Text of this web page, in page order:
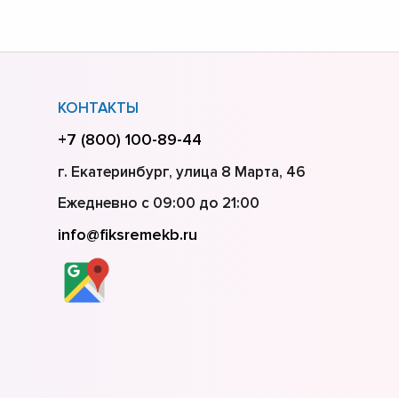
КОНТАКТЫ
+7 (800) 100-89-44
г. Екатеринбург, улица 8 Марта, 46
Ежедневно с 09:00 до 21:00
info@fiksremekb.ru